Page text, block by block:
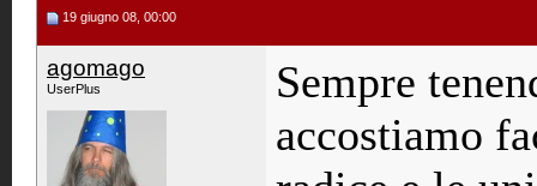
19 giugno 08, 00:00
agomago
UserPlus
Sempre
accostiamo